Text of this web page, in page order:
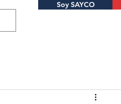
Soy SAYCO